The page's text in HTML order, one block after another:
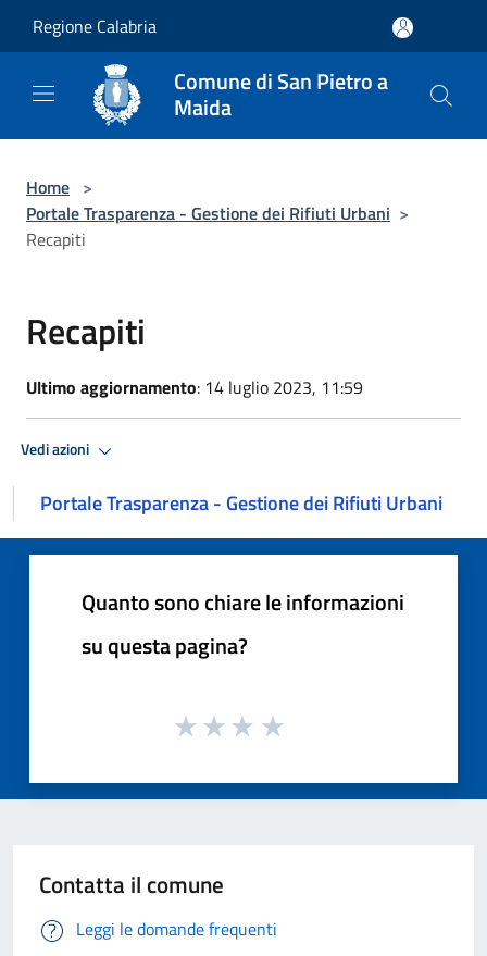
Regione Calabria
Comune di San Pietro a
Maida
Home >
Portale Trasparenza - Gestione dei Rifiuti Urbani >
Recapiti
Recapiti
Ultimo aggiornamento: 14 luglio 2023, 11:59
Vedi azioni
Portale Trasparenza - Gestione dei Rifiuti Urbani
Quanto sono chiare le informazioni
su questa pagina?
Contatta il comune
Leggi le domande frequenti